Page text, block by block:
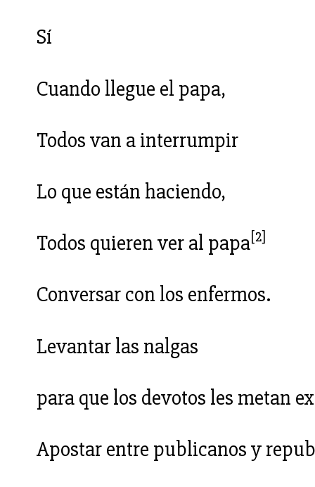
Sí
Cuando llegue el papa,
Todos van a interrumpir
Lo que están haciendo,
Todos quieren ver al papa[2]
Conversar con los enfermos.
Levantar las nalgas
para que los devotos les metan
Apostar entre publicanos y